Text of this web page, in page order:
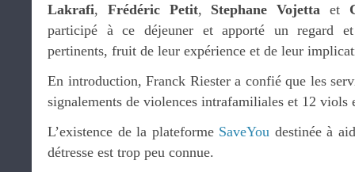
Lakrafi, Frédéric Petit, Stephane Vojetta et
participé à ce déjeuner et apporté un regard
pertinents, fruit de leur expérience et de leur
En introduction, Franck Riester a confié que les
signalements de violences intrafamiliales et 12 viols
L’existence de la plateforme SaveYou destinée à
détresse est trop peu connue.